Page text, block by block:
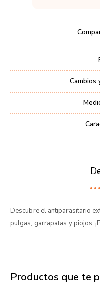
Cambios
Descubre el antiparasitario
pulgas, garrapatas y piojos.
Productos que te